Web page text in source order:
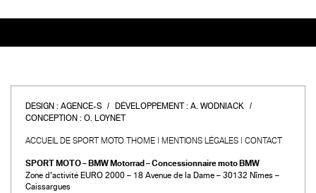
DESIGN : AGENCE-S DÉVELOPPEMENT : A. WODNIACK
CONCEPTION : O. LOYNET
ACCUEIL DE SPORT MOTO THOME MENTIONS LÉGALES CONTACT
SPORT MOTO – BMW Motorrad – Concessionnaire moto BMW
Zone d’activité EURO 2000 – 18 Avenue de la Dame – 30132 Nîmes –
Caissargues